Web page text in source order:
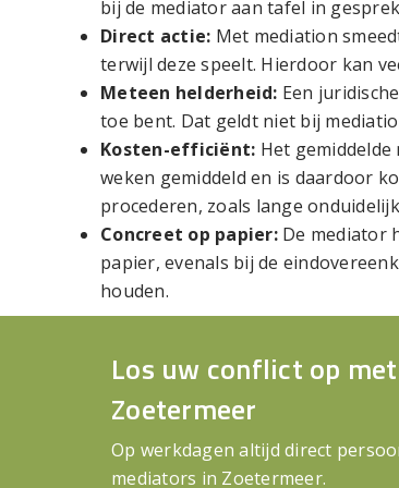
bij de mediator aan tafel in
Direct actie: Met mediation
terwijl deze speelt. Hierdoor kan
Meteen helderheid: Een
toe bent. Dat geldt niet bij
Kosten-efficiënt: Het
weken gemiddeld en is daardoor
procederen, zoals lange
Concreet op papier: De mediator
papier, evenals bij de
houden.
Los uw conflict op
Zoetermeer
Op werkdagen altijd direct
mediators in Zoetermeer.